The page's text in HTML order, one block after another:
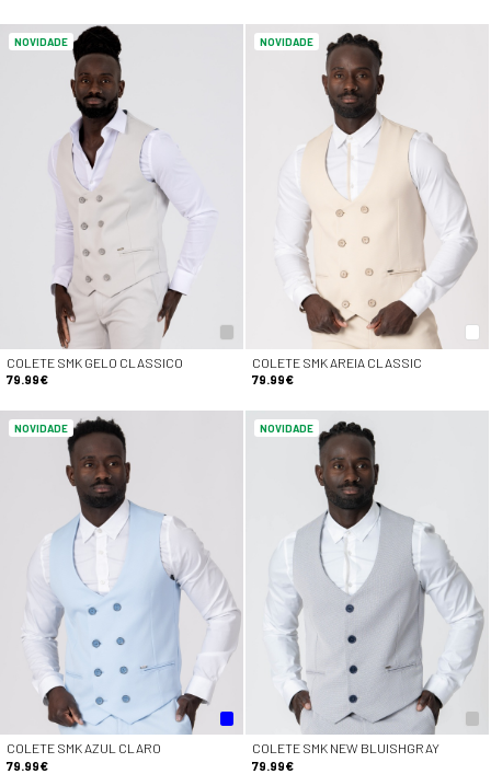
NOVIDADE
COLETE SMK GELO CLASSICO
79.99€
NOVIDADE
COLETE SMK AREIA CLASSIC
79.99€
NOVIDADE
COLETE SMK AZUL CLARO
79.99€
NOVIDADE
COLETE SMK NEW BLUISHGRAY
79.99€